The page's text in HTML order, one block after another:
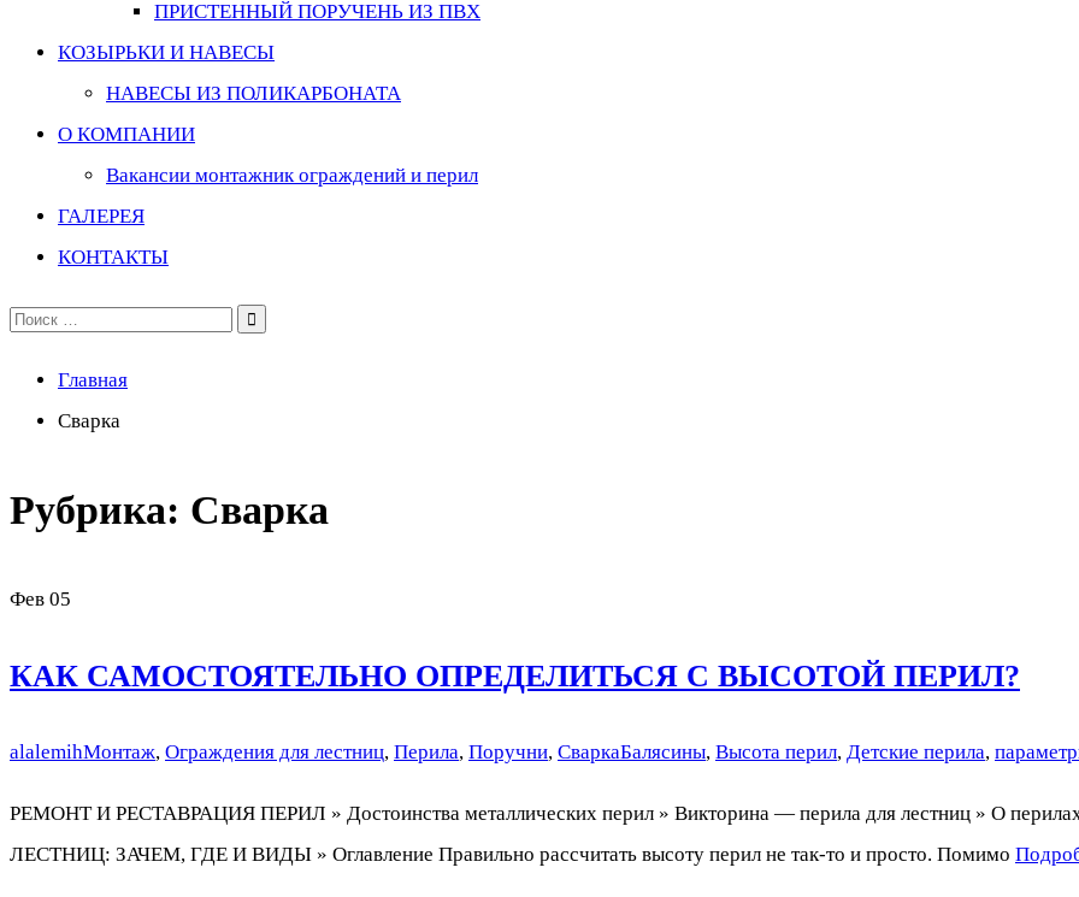
ПРИСТЕННЫЙ ПОРУЧЕНЬ ИЗ ПВХ
КОЗЫРЬКИ И НАВЕСЫ
НАВЕСЫ ИЗ ПОЛИКАРБОНАТА
О КОМПАНИИ
Вакансии монтажник ограждений и перил
ГАЛЕРЕЯ
КОНТАКТЫ
Поиск
Главная
Сварка
Рубрика: Сварка
Фев 05
КАК САМОСТОЯТЕЛЬНО ОПРЕДЕЛИТЬСЯ С ВЫСОТОЙ ПЕРИЛ?
alalemihМонтаж, Ограждения для лестниц, Перила, Поручни, СваркаБалясины, Высота перил, Детские перила,
РЕМОНТ И РЕСТАВРАЦИЯ ПЕРИЛ » Достоинства металлических перил » Викторина — перила для лестниц » О
ЛЕСТНИЦ: ЗАЧЕМ, ГДЕ И ВИДЫ » Оглавление Правильно рассчитать высоту перил не так-то и просто. Помимо